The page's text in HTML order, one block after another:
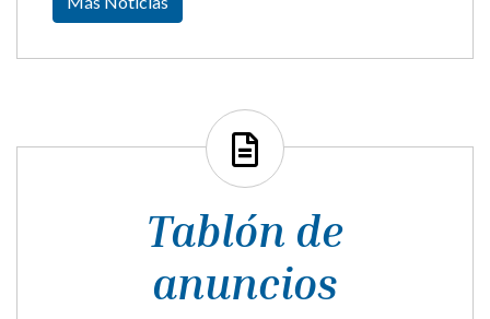
Tablón de
anuncios